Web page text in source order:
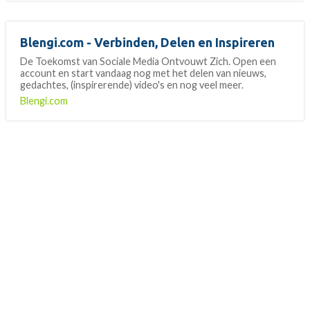
Blengi.com - Verbinden, Delen en Inspireren
De Toekomst van Sociale Media Ontvouwt Zich. Open een
account en start vandaag nog met het delen van nieuws,
gedachtes, (inspirerende) video's en nog veel meer.
Blengi.com